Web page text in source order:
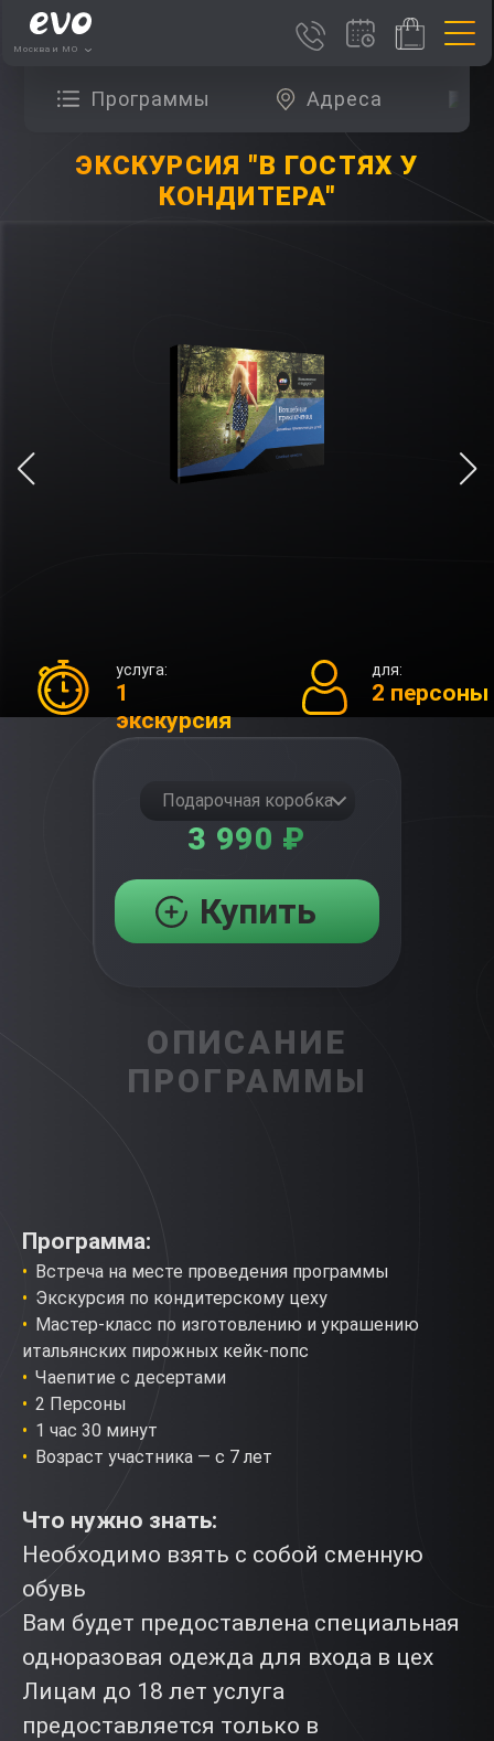
Москва и МО
Программы Адреса
ЭКСКУРСИЯ "В ГОСТЯХ У
КОНДИТЕРА"
услуга:
1
экскурсия
для:
2 персоны
Подарочная коробка
3 990 ₽
Купить
ОПИСАНИЕ
ПРОГРАММЫ
Программа:
Встреча на месте проведения программы
Экскурсия по кондитерскому цеху
Мастер-класс по изготовлению и украшению
итальянских пирожных кейк-попс
Чаепитие с десертами
2 Персоны
1 час 30 минут
Возраст участника — с 7 лет
Что нужно знать:
Необходимо взять с собой сменную
обувь
Вам будет предоставлена специальная
одноразовая одежда для входа в цех
Лицам до 18 лет услуга
предоставляется только в